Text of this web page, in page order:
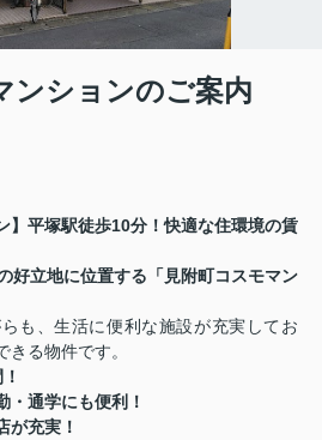
ンションのご案内
】平塚駅徒歩10分！快適な住環境の賃
好立地に位置する「見附町コスモマン
も、生活に便利な施設が充実してお
きる物件です。
・通学にも便利！
が充実！